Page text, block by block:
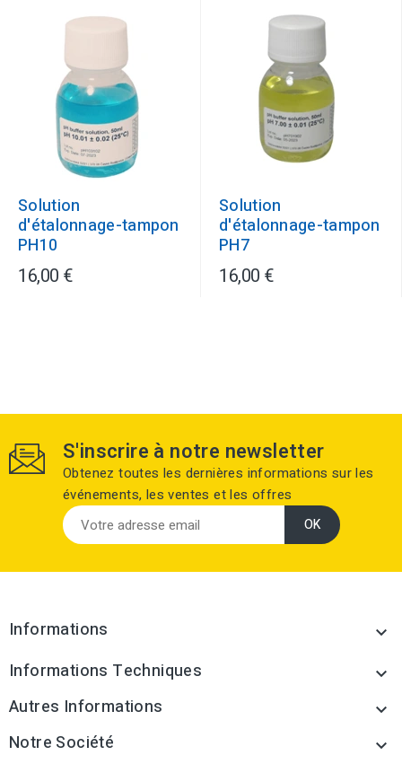
Solution
d'étalonnage-tampon
PH10
16,00 €
Solution
d'étalonnage-tampon
PH7
16,00 €
S'inscrire à notre newsletter
Obtenez toutes les dernières informations sur les
événements, les ventes et les offres
Informations 
Informations Techniques 
Autres Informations 
Notre Société 